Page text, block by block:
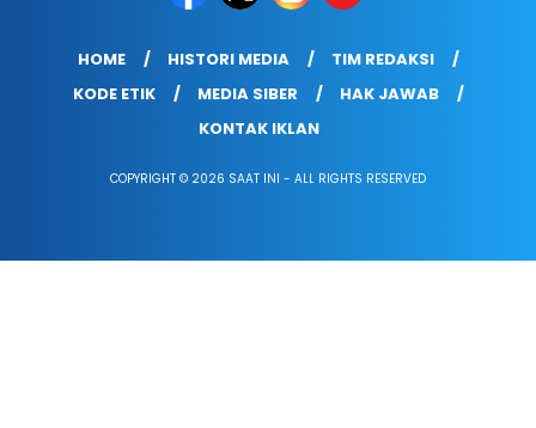
HOME HISTORI MEDIA
TIM REDAKSI
KODE ETIK
MEDIA SIBER
HAK JAWAB
KONTAK IKLAN
COPYRIGHT © 2026 SAAT INI - ALL RIGHTS RESERVED